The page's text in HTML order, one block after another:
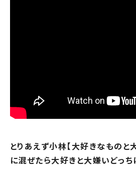
とりあえず小林【大好きなもの
に混ぜたら大好きと大嫌いどっち